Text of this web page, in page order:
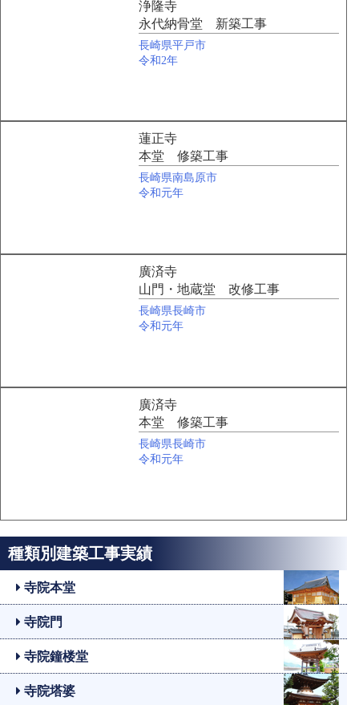
浄隆寺
永代納骨堂 新築工事
長崎県平戸市
令和2年
蓮正寺
本堂 修築工事
長崎県南島原市
令和元年
廣済寺
山門・地蔵堂 改修工事
長崎県長崎市
令和元年
廣済寺
本堂 修築工事
長崎県長崎市
令和元年
種類別建築工事実績
寺院本堂
寺院門
寺院鐘楼堂
寺院塔婆